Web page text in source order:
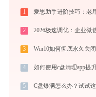
1 爱思助手进阶技巧：老
2
3
4 如何使用c盘清理app提
5 C盘爆满怎么办？试试